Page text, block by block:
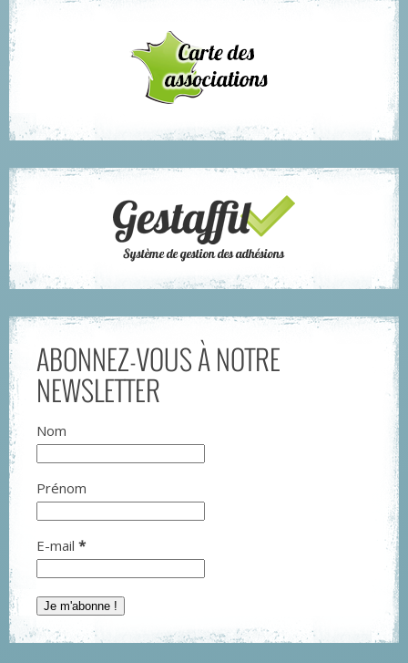
ABONNEZ-VOUS À NOTRE
NEWSLETTER
Nom
Prénom
E-mail *